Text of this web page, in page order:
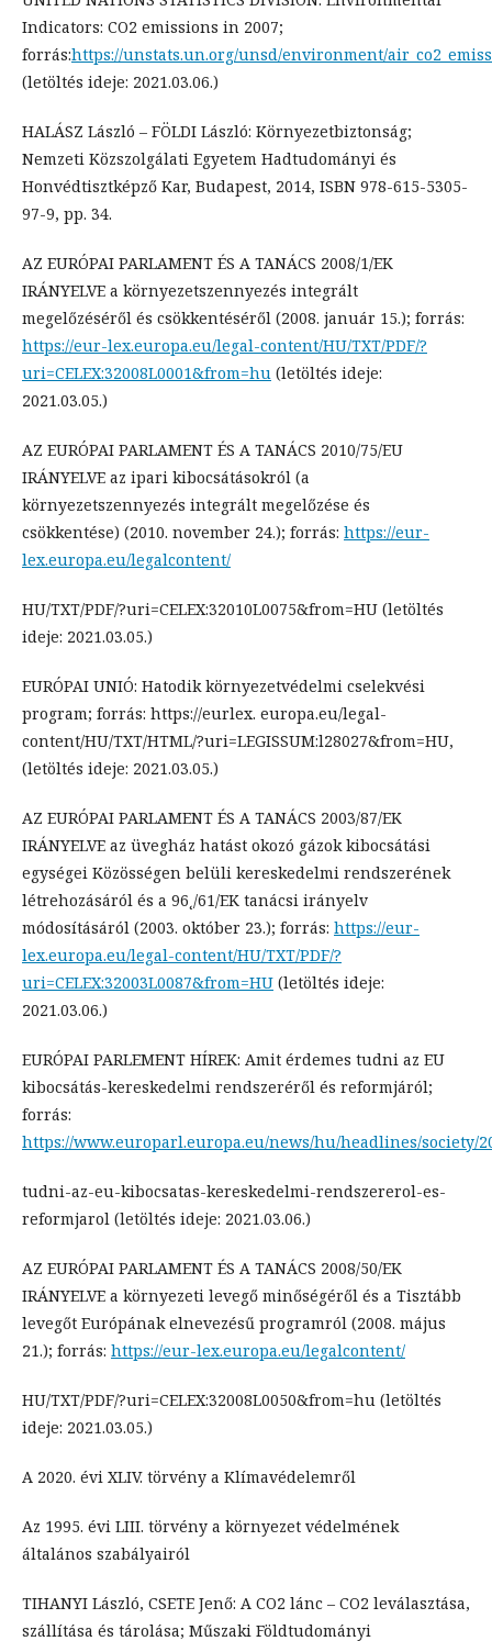
Indicators: CO2 emissions in 2007;
forrás:https://unstats.un.org/unsd/environment/
(letöltés ideje: 2021.03.06.)
HALÁSZ László – FÖLDI László: Környezetbiztonság;
Nemzeti Közszolgálati Egyetem Hadtudományi és
Honvédtisztképző Kar, Budapest, 2014, ISBN 978-615-5305-
97-9, pp. 34.
AZ EURÓPAI PARLAMENT ÉS A TANÁCS 2008/1/EK
IRÁNYELVE a környezetszennyezés integrált
megelőzéséről és csökkentéséről (2008. január 15.); forrás:
https://eur-lex.europa.eu/legal-content/HU/TXT/PDF/?
uri=CELEX:32008L0001&from=hu (letöltés ideje:
2021.03.05.)
AZ EURÓPAI PARLAMENT ÉS A TANÁCS 2010/75/EU
IRÁNYELVE az ipari kibocsátásokról (a
környezetszennyezés integrált megelőzése és
csökkentése) (2010. november 24.); forrás: https://eur-
lex.europa.eu/legalcontent/
HU/TXT/PDF/?uri=CELEX:32010L0075&from=HU (letöltés
ideje: 2021.03.05.)
EURÓPAI UNIÓ: Hatodik környezetvédelmi cselekvési
program; forrás: https://eurlex. europa.eu/legal-
content/HU/TXT/HTML/?uri=LEGISSUM:l28027&from=HU,
(letöltés ideje: 2021.03.05.)
AZ EURÓPAI PARLAMENT ÉS A TANÁCS 2003/87/EK
IRÁNYELVE az üvegház hatást okozó gázok kibocsátási
egységei Közösségen belüli kereskedelmi rendszerének
létrehozásáról és a 96˛/61/EK tanácsi irányelv
módosításáról (2003. október 23.); forrás: https://eur-
lex.europa.eu/legal-content/HU/TXT/PDF/?
uri=CELEX:32003L0087&from=HU (letöltés ideje:
2021.03.06.)
EURÓPAI PARLEMENT HÍREK: Amit érdemes tudni az EU
kibocsátás-kereskedelmi rendszeréről és reformjáról;
forrás:
https://www.europarl.europa.eu/news/hu/headlines/society/
tudni-az-eu-kibocsatas-kereskedelmi-rendszererol-es-
reformjarol (letöltés ideje: 2021.03.06.)
AZ EURÓPAI PARLAMENT ÉS A TANÁCS 2008/50/EK
IRÁNYELVE a környezeti levegő minőségéről és a Tisztább
levegőt Európának elnevezésű programról (2008. május
21.); forrás: https://eur-lex.europa.eu/legalcontent/
HU/TXT/PDF/?uri=CELEX:32008L0050&from=hu (letöltés
ideje: 2021.03.05.)
A 2020. évi XLIV. törvény a Klímavédelemről
Az 1995. évi LIII. törvény a környezet védelmének
általános szabályairól
TIHANYI László, CSETE Jenő: A CO2 lánc – CO2 leválasztása,
szállítása és tárolása; Műszaki Földtudományi